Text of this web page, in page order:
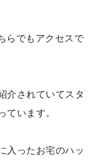
らでもアクセスで
介されていてスタ
ています。
入ったお宅のハッ